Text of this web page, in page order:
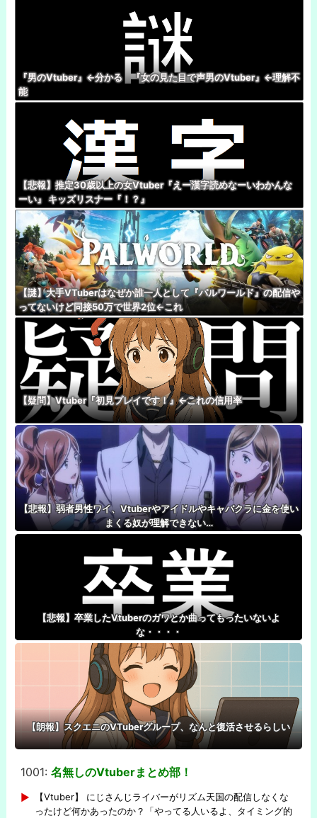
『男のVtuber』←分かる 『女の見た目で声男のVtuber』←理解不
能
【悲報】推定30歳以上の女Vtuber『えー漢字読めなーいわかんな
ーい』 キッズリスナー『！？』
【謎】大手VTuberはなぜか誰一人として『パルワールド』の配信や
ってないけど同接50万で世界2位←これ
【疑問】Vtuber『初見プレイです！』←これの信用率
【悲報】弱者男性ワイ、Vtuberやアイドルやキャバクラに金を使い
まくる奴が理解できない…
【悲報】卒業したVtuberのガワとか曲ってもったいないよ
な・・・・
【朗報】スクエニのVTuberグループ、なんと復活させるらしい
1001: 名無しのVtuberまとめ部！
【Vtuber】 にじさんじライバーがリズム天国の配信しなくな
ったけど何かあったのか？「やってる人いるよ、タイミング的